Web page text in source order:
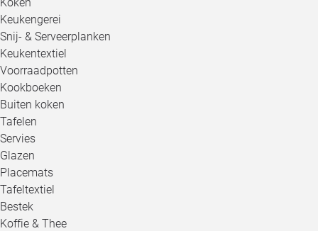
Keukengerei
Snij- & Serveerplanken
Keukentextiel
Voorraadpotten
Kookboeken
Buiten koken
Tafelen
Servies
Glazen
Placemats
Tafeltextiel
Bestek
Koffie & Thee